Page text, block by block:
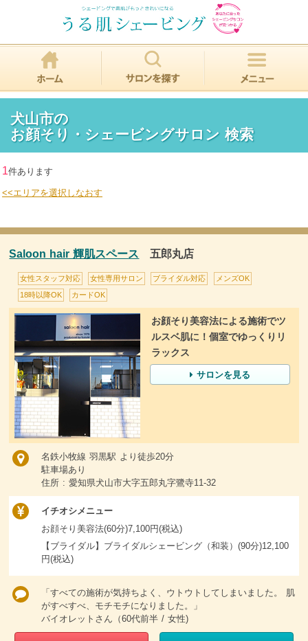
犬山市の
お顔そり・シェービングサロン 検索
1件あります
<<エリアを選択しなおす
Saloon hair 輝肌スペース 五郎丸店
女性スタッフ対応 女性専用サロン ブライダル対応 メンズOK
18時以降OK カードOK
お顔そり美容法による施術でツ
ルスベ肌に！個室でゆっくりリ
ラックス
サロンを見る
名鉄小牧線 羽黒駅 より徒歩20分
駐車場あり
住所 : 愛知県犬山市大字五郎丸字鷺寺11-32
イチオシメニュー
お顔そり美容法(60分)7,100円(税込)
【ブライダル】ブライダルシェービング（和装）(90分)12,100
円(税込)
「すべての施術が気持ちよく、ウトウトしてしまいました。 肌
がすべすべ、モチモチになりました。」
バイオレットさん（60代前半 / 女性)